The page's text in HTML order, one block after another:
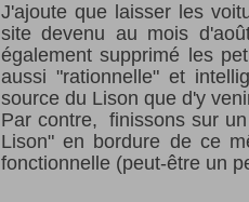
J'ajoute que laisser les
site devenu au mois
également supprimé les
aussi "rationnelle" et
source du Lison que d'y
Par contre, finissons sur
Lison" en bordure de ce
fonctionnelle (peut-être un